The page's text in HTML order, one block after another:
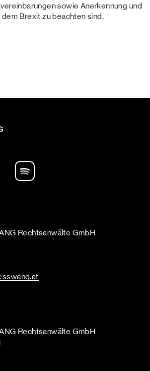
sowie Anerkennung und
Brexit zu beachten sind.
LinkedIn
Rechtsanwälte GmbH
.at
Rechtsanwälte GmbH